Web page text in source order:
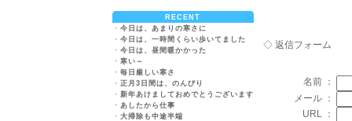
RECENT
・ 今日は、あまりの寒さに
・ 今日は、一時間くらい歩いてました
・ 今日は、昼間暖かかった
・ 寒い～
・ 毎日厳しい寒さ
・ 正月3日間は、のんびり
・ 新年あけましておめでとうございます
・ あしたから仕事
・ 大掃除も中途半端
◇ 返信フォーム
名前 ：
メール ：
URL ：